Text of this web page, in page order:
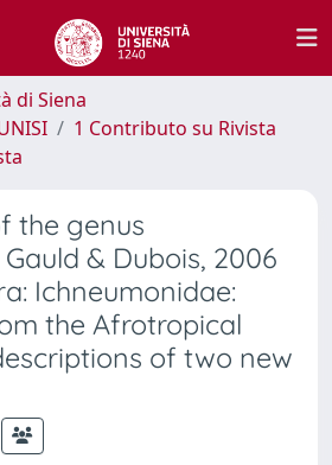
di Siena
1 Contributo su Rivista
the genus
& Dubois, 2006
Ichneumonidae:
the Afrotropical
of two new